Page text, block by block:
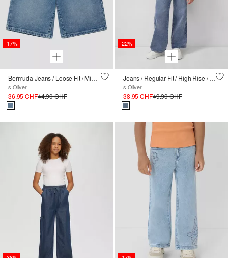
-17%
Bermuda Jeans / Loose Fit / Mid Rise / Wide Leg
s.Oliver
36.95 CHF44.90 CHF
-22%
Jeans / Regular Fit / High Rise / Wide Leg / Wash
s.Oliver
38.95 CHF49.90 CHF